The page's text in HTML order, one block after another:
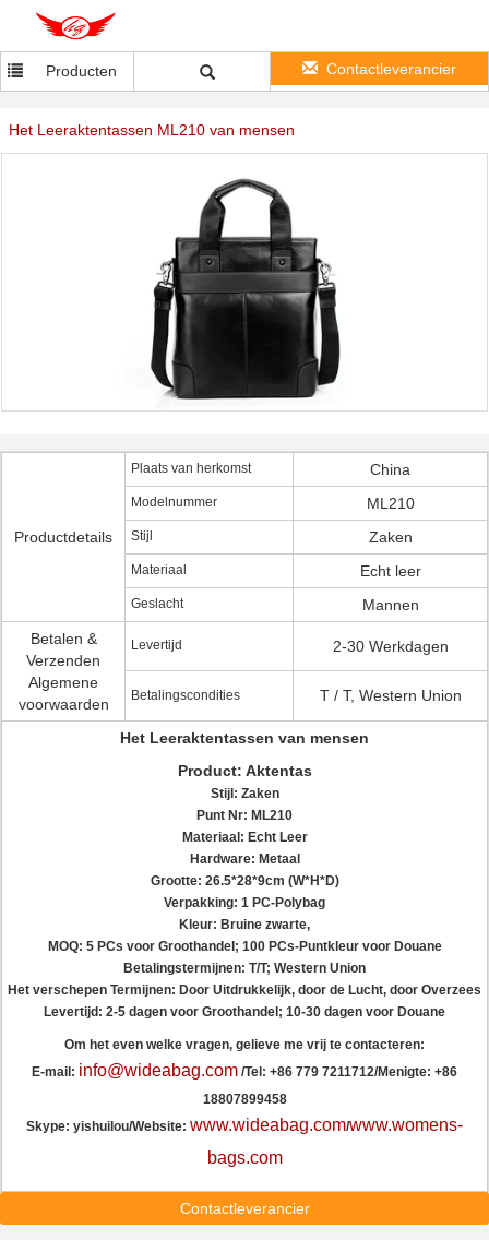
Producten Contactleverancier
Het Leeraktentassen ML210 van mensen
Productdetails
Plaats van herkomst China
Modelnummer ML210
Stijl Zaken
Materiaal Echt leer
Geslacht
Mannen
Betalen &
Verzenden
Algemene
voorwaarden
Levertijd 2-30 Werkdagen
Betalingscondities T / T, Western Union
Het Leeraktentassen van mensen
Product: Aktentas
Stijl: Zaken
Punt Nr: ML210
Materiaal: EchtLeer
Hardware: Metaal
Grootte: 26.5*28*9cm (W*H*D)
Verpakking: 1 PC-Polybag
Kleur: Bruine zwarte,
MOQ: 5 PCs voor Groothandel; 100 PCs-Puntkleur voor Douane
Betalingstermijnen: T/T; Western Union
Het verschepen Termijnen: Door Uitdrukkelijk, door de Lucht, door Overzees
Levertijd: 2-5 dagen voor Groothandel; 10-30 dagen voor Douane
Om het even welke vragen, gelieve me vrij te contacteren:
E-mail: info@wideabag.com /Tel: +86 779 7211712/Menigte: +86
18807899458
Skype: yishuilou/Website: www.wideabag.com/www.womens-
bags.com
Contactleverancier